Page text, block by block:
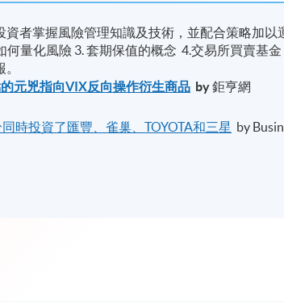
資者掌握風險管理知識及技術，並配合策略加以
何量化風險 3. 套期保值的概念 4.交易所買賣基
元兇指向VIX反向操作衍生商品 by鉅亨網​
時投資了匯豐、雀巢、TOYOTA和三星 by